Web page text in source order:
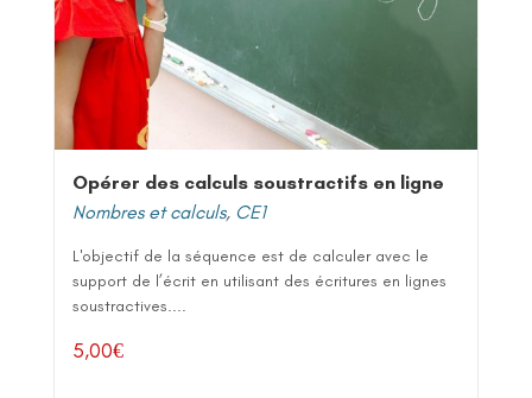
Opérer des calculs soustractifs en ligne
Nombres et calculs, CE1
L'objectif de la séquence est de calculer avec le
support de l’écrit en utilisant des écritures en lignes
soustractives....
5,00€